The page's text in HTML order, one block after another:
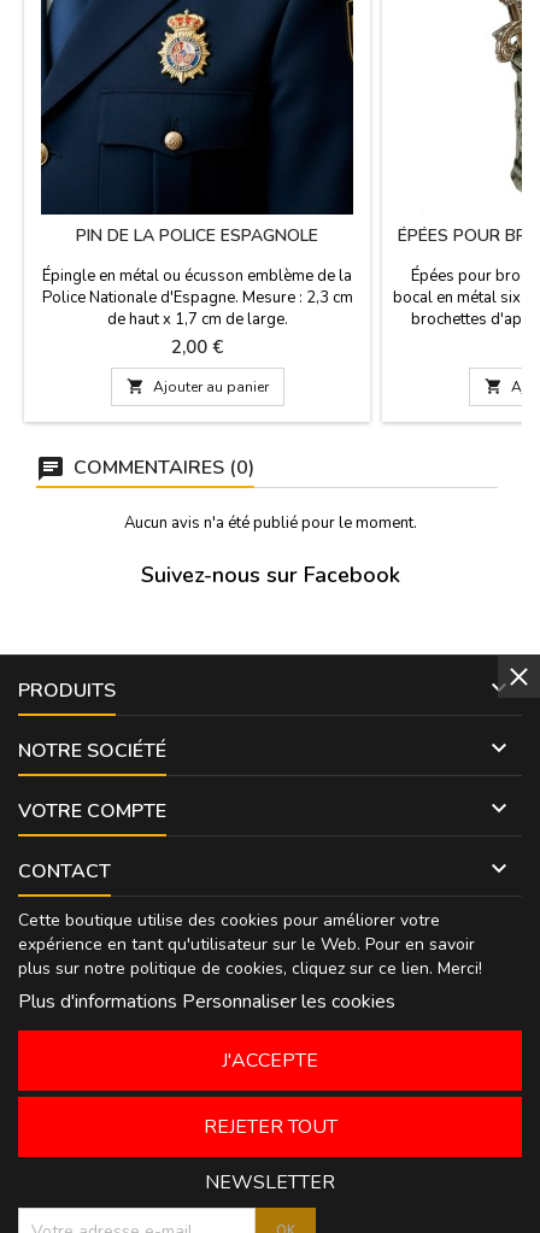
PIN DE LA POLICE ESPAGNOLE
Épingle en métal ou écusson emblème de la
Police Nationale d'Espagne. Mesure : 2,3 cm
de haut x 1,7 cm de large.
Prix
2,00 €
 Ajouter au panier
ÉPÉES POUR
Épées pour
bocal en métal six
brochettes
de l'ours et de

COMMENTAIRES (0)
Aucun avis n'a été publié pour le moment.
Suivez-nous sur Facebook
PRODUITS 
NOTRE SOCIÉTÉ 
VOTRE COMPTE 
CONTACT 
Cette boutique utilise des cookies pour améliorer votre
expérience en tant qu'utilisateur sur le Web. Pour en savoir
plus sur notre politique de cookies, cliquez sur ce lien. Merci!
Plus d'informations Personnaliser les cookies
REJETER TOUT
J'ACCEPTE
NEWSLETTER